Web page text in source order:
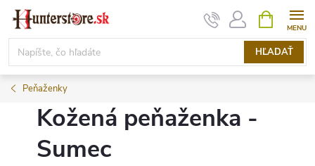
Prejsť
obsah
HĽADAŤ
KOŠÍK
Peňaženky
Kožená peňaženka -
Sumec